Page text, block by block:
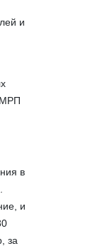
и
МРП
в
и
за